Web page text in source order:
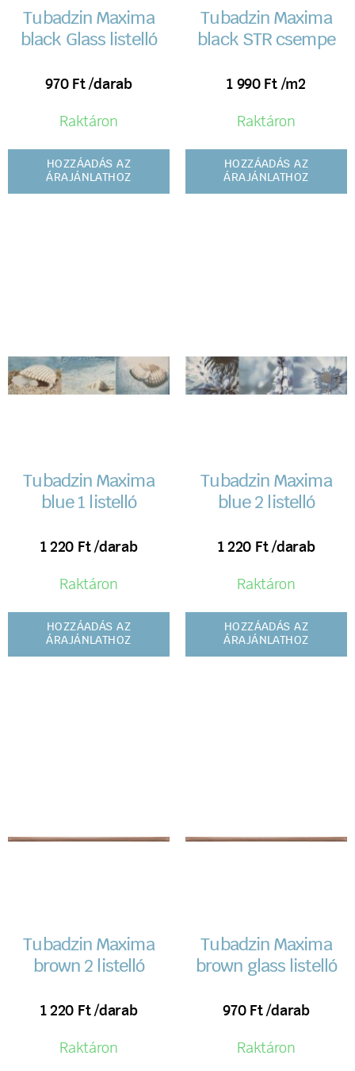
Tubadzin Maxima
black Glass listelló
970 Ft /darab
Raktáron
HOZZÁADÁS AZ
ÁRAJÁNLATHOZ
Tubadzin Maxima
black STR csempe
1 990 Ft /m2
Raktáron
HOZZÁADÁS AZ
ÁRAJÁNLATHOZ
Tubadzin Maxima
blue 1 listelló
1 220 Ft /darab
Raktáron
HOZZÁADÁS AZ
ÁRAJÁNLATHOZ
Tubadzin Maxima
blue 2 listelló
1 220 Ft /darab
Raktáron
HOZZÁADÁS AZ
ÁRAJÁNLATHOZ
Tubadzin Maxima
brown 2 listelló
1 220 Ft /darab
Raktáron
Tubadzin Maxima
brown glass listelló
970 Ft /darab
Raktáron